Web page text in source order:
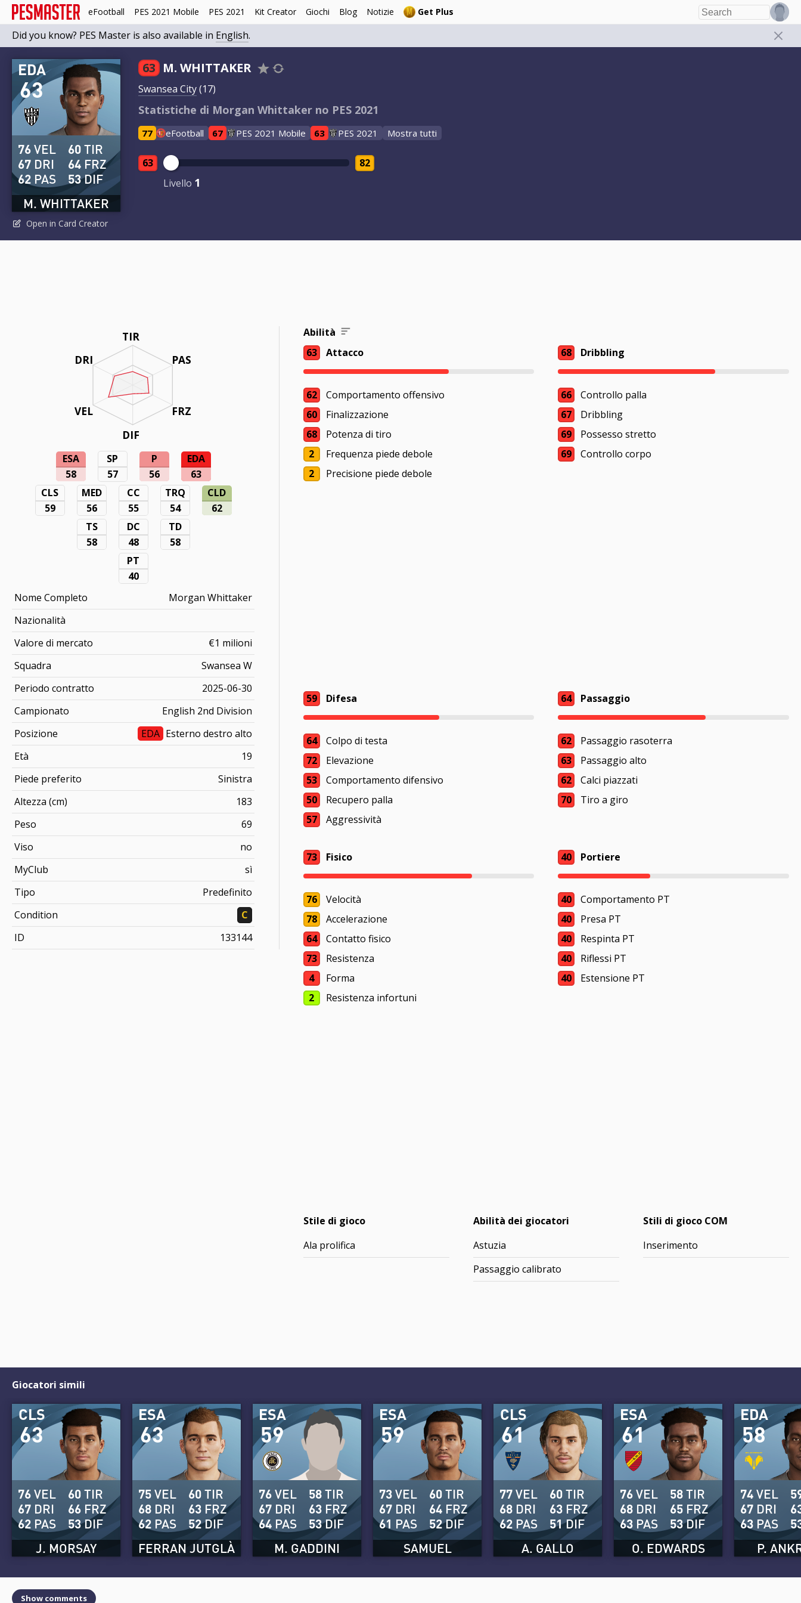
eFootball PES 2021 Mobile PES 2021 Kit Creator Giochi Blog Notizie Get Plus
Did you know? PES Master is also available in English.
63
EDA
M. WHITTAKER
76VEL
67 DRI
62 PAS
60TIR
64 FRZ
53DIF
Open in Card Creator
63 M. WHITTAKER
Swansea City(17)
Statistiche di Morgan Whittaker no PES 2021
77 eFootball 67 PES 2021 Mobile 63 PES 2021 Mostra tutti
63
Livello 1
82
TIR
PAS
FRZ
DIF
DRI
VEL
ESA
58
SP
57
P
56
EDA
63
CLS
59
MED
56
CC
55
TRQ
54
CLD
62
TS
58
DC
48
TD
58
PT
40
Nome Completo
Morgan Whittaker
Nazionalità
Valore di mercato
€1 milioni
Squadra
Swansea W
Periodo contratto
2025-06-30
Campionato
English 2nd Division
Posizione
EDA Esterno destro alto
Età
19
Piede preferito
Sinistra
Altezza (cm)
183
Peso
69
Viso
no
MyClub
sì
Tipo
Predefinito
Condition
C
ID
133144
Abilità
63
Attacco
62
Comportamento offensivo
60
Finalizzazione
68
Potenza di tiro
2
Frequenza piede debole
2
Precisione piede debole
68 Dribbling
66
Controllo palla
67
Dribbling
69
Possesso stretto
69
Controllo corpo
59 Difesa
64
Colpo di testa
72
Elevazione
53
Comportamento difensivo
50
Recupero palla
57
Aggressività
64 Passaggio
62
Passaggio rasoterra
63
Passaggio alto
62
Calci piazzati
70
Tiro a giro
73 Fisico
76
Velocità
78
Accelerazione
64
Contatto fisico
73
Resistenza
4
Forma
2
Resistenza infortuni
40 Portiere
40
Comportamento PT
40
Presa PT
40
Respinta PT
40
Riflessi PT
40
Estensione PT
Stile di gioco
Ala prolifica
Abilità dei giocatori
Astuzia
Passaggio calibrato
Stili di gioco COM
Inserimento
Giocatori simili
63
CLS
J. MORSAY
76VEL
67 DRI
62 PAS
60TIR
66 FRZ
53DIF
63
ESA
FERRAN JUTGLÀ
75VEL
68 DRI
62 PAS
60TIR
63 FRZ
52DIF
59
ESA
M. GADDINI
76VEL
67 DRI
64 PAS
58TIR
63 FRZ
53DIF
59
ESA
SAMUEL
73VEL
67 DRI
61 PAS
60TIR
64 FRZ
52DIF
61
CLS
A. GALLO
77VEL
68 DRI
62 PAS
60TIR
63 FRZ
51DIF
61
ESA
O. EDWARDS
76VEL
68 DRI
63 PAS
58TIR
65 FRZ
53DIF
58
EDA
P.
74VEL
67 DRI
63 PAS
Show comments